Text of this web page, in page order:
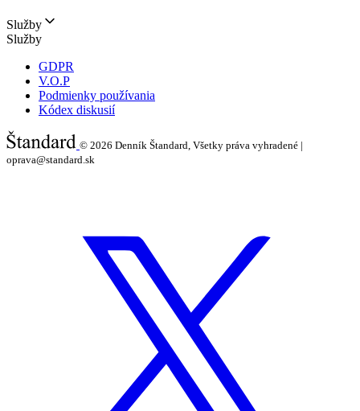
Služby
Služby
GDPR
V.O.P
Podmienky používania
Kódex diskusií
© 2026 Denník Štandard, Všetky práva vyhradené |
oprava@standard.sk